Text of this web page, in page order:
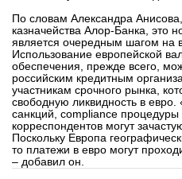
По словам Александра
казначейства Алор-Банка, это
является очередным шагом на
Использование европейской
обеспечения, прежде всего,
российским кредитным
участникам срочного рынка,
свободную ликвидность в
санкций, compliance процедуры
корреспондентов могут
Поскольку Европа
то платежи в евро могут
– добавил он.